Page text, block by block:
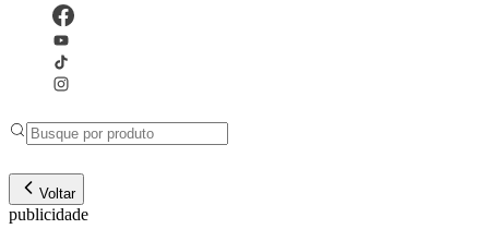
Voltar
publicidade